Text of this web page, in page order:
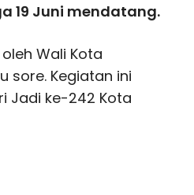
19 Juni mendatang.
Wali Kota
sore. Kegiatan ini
Jadi ke-242 Kota